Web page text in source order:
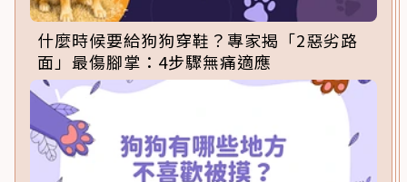
什麼時候要給狗狗穿鞋？專家揭「2惡劣路
面」最傷腳掌：4步驟無痛適應